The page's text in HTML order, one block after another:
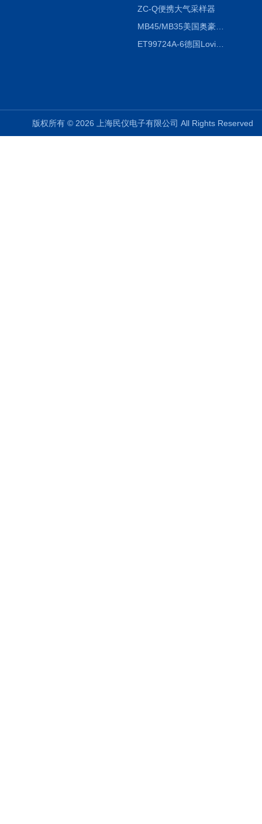
ZC-Q便携大气采样器
MB45/MB35美国奥豪斯OHAUS MB45/MB35卤素红外水分测定仪
ET99724A-6德国Lovibond ET99724A-6微电脑BOD测定仪
版权所有 © 2026 上海民仪电子有限公司 All Rights